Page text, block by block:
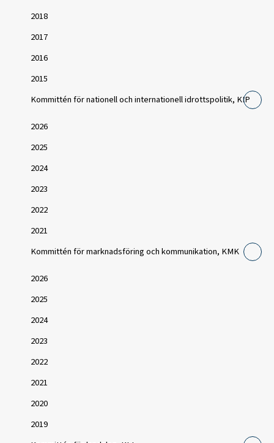
2018
2017
2016
2015
Kommittén för nationell och internationell idrottspolitik, KIP
2026
2025
2024
2023
2022
2021
Kommittén för marknadsföring och kommunikation, KMK
2026
2025
2024
2023
2022
2021
2020
2019